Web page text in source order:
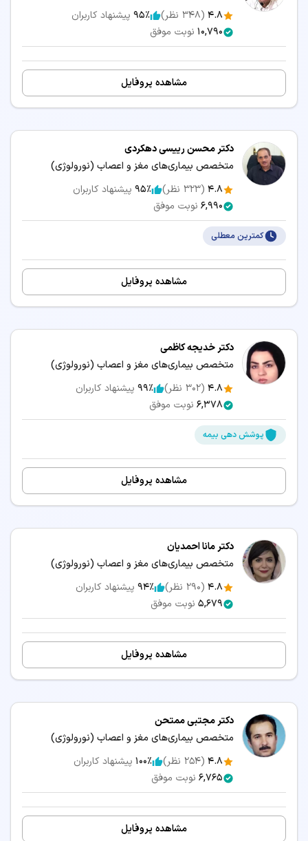
4.8
(
348 نظر) 95٪ پیشنهاد کاربران
10,790 نوبت موفق
مشاهده پروفایل
دکتر محسن رییسی دهکردی
متخصص بیماری‌های مغز و اعصاب (نورولوژی)
4.8
(
323 نظر) 95٪ پیشنهاد کاربران
6,990 نوبت موفق
کمترین معطلی
مشاهده پروفایل
دکتر خدیجه کاظمی
متخصص بیماری‌های مغز و اعصاب (نورولوژی)
4.8
(
302 نظر) 99٪ پیشنهاد کاربران
6,378 نوبت موفق
پوشش دهی بیمه
مشاهده پروفایل
دکتر مانا احمدیان
متخصص بیماری‌های مغز و اعصاب (نورولوژی)
4.8
(
290 نظر) 94٪ پیشنهاد کاربران
5,679 نوبت موفق
مشاهده پروفایل
دکتر مجتبی ممتحن
متخصص بیماری‌های مغز و اعصاب (نورولوژی)
4.8
(
254 نظر) 100٪ پیشنهاد کاربران
6,765 نوبت موفق
مشاهده پروفایل